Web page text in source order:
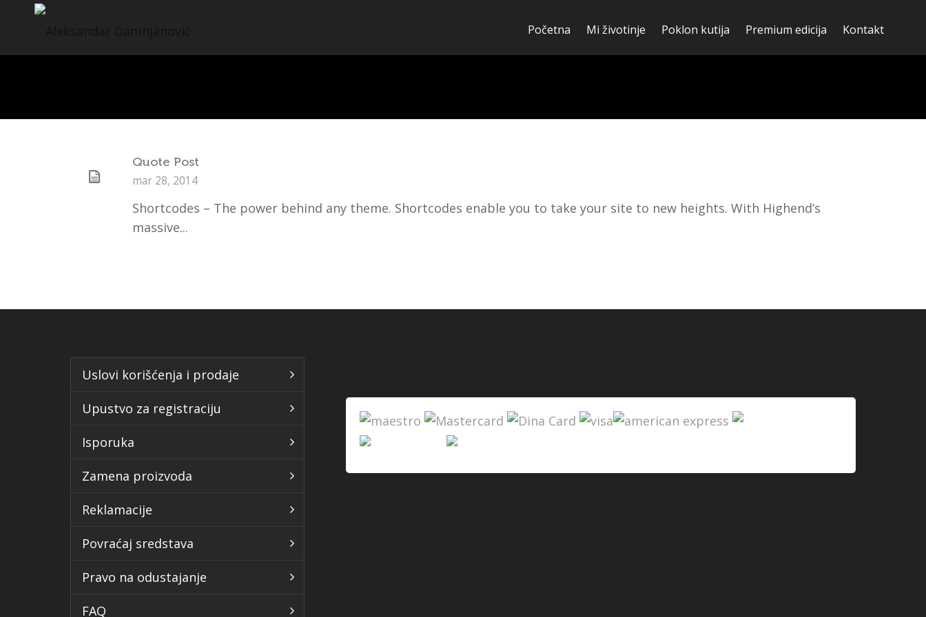
Početna Mi životinje Poklon kutija Premium edicija Kontakt
Quote Post
mar 28, 2014
Shortcodes – The power behind any theme. Shortcodes enable you to take your site to new heights. With Highend’s
massive...
Uslovi korišćenja i prodaje
Upustvo za registraciju
Isporuka
Zamena proizvoda
Reklamacije
Povraćaj sredstava
Pravo na odustajanje
FAQ